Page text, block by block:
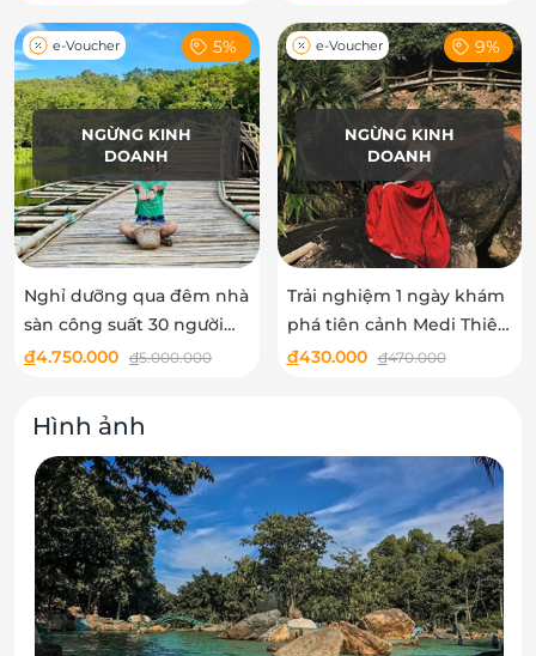
NGỪNG KINH
DOANH
e-Voucher 5%
Nghỉ dưỡng qua đêm nhà
sàn công suất 30 người
tại Medi Thiên Sơn
đ4.750.000 đ5.000.000
NGỪNG KINH
DOANH
e-Voucher 9%
Trải nghiệm 1 ngày khám
phá tiên cảnh Medi Thiên
Sơn
đ430.000 đ470.000
Hình ảnh